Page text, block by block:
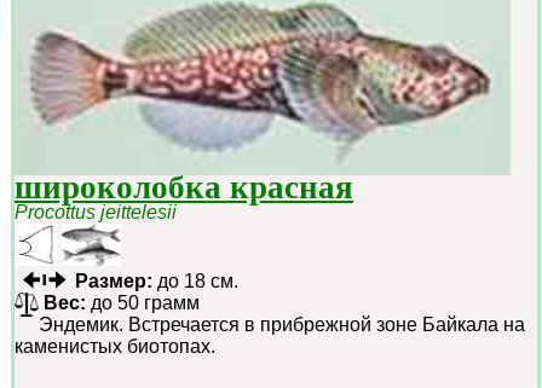
широколобка красная
Procottus jeittelesii
Размер: до 18 см.
Вес: до 50 грамм
Эндемик. Встречается в прибрежной зоне Байкала на
каменистых биотопах.